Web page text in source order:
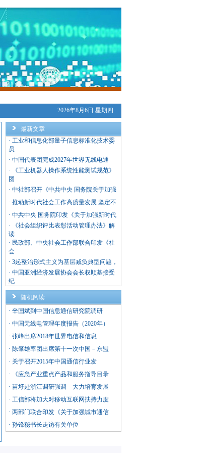
2026年8月6日 星期四
最新文章
· 工业和信息化部量子信息标准化技术委
员
· 中国代表团完成2027年世界无线电通
·
《工业机器人操作系统性能测试规范》
团
· 中社部召开《中共中央 国务院关于加强
· 推动新时代社会工作高质量发展 坚定不
· 中共中央 国务院印发《关于加强新时代
·
《社会组织评比表彰活动管理办法》解
读
· 民政部、中央社会工作部联合印发《社
会
· 3起整治形式主义为基层减负典型问题，
· 中国亚洲经济发展协会会长权顺基接受
纪
随机阅读
· 辛国斌到中国信息通信研究院调研
· 中国无线电管理年度报告（2020年）
· 张峰出席2018年世界电信和信息
· 陈肇雄率团出席第十一次中国－东盟
· 关于召开2015年中国通信行业发
·
《应急产业重点产品和服务指导目录
· 苗圩赴浙江调研强调 大力培育发展
· 工信部将加大对移动互联网扶持力度
· 两部门联合印发《关于加强城市通信
· 孙锋秘书长走访有关单位